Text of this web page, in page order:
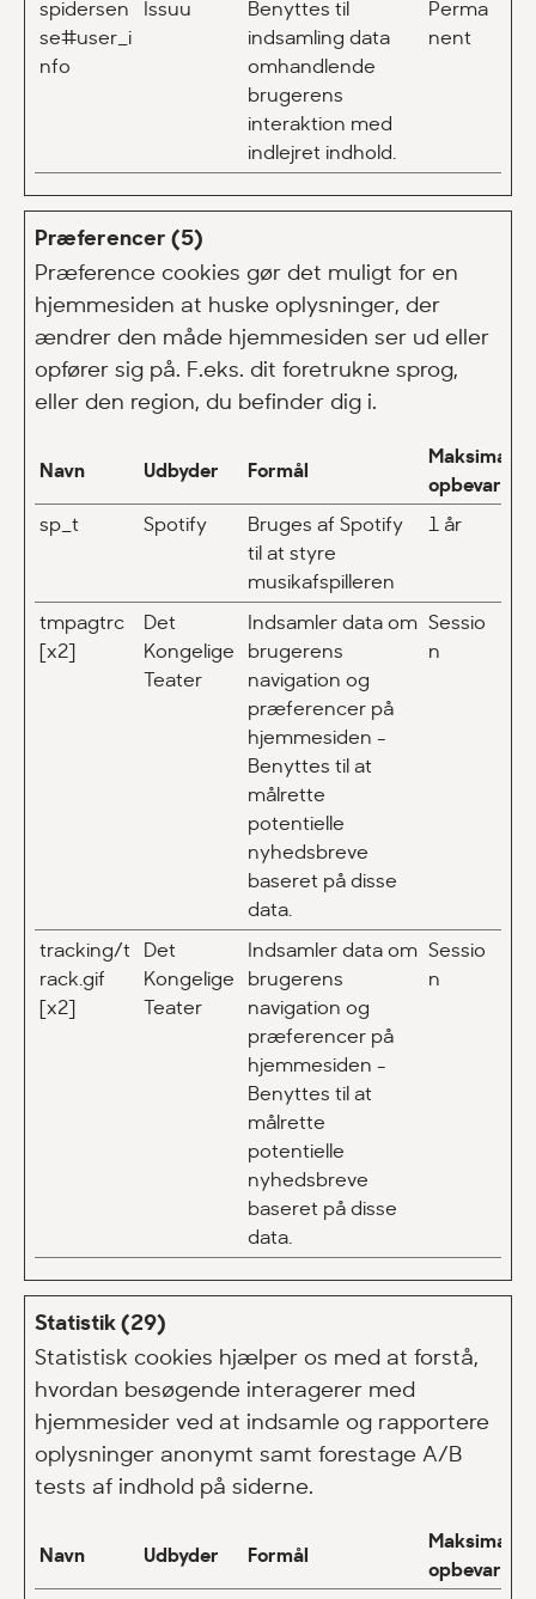
spidersen
se#user_i
nfo
Issuu
Benyttes til
indsamling data
omhandlende
brugerens
interaktion med
indlejret indhold.
Perma
nent
Præferencer (5)
Præference cookies gør det muligt for en
hjemmesiden at huske oplysninger, der
ændrer den måde hjemmesiden ser ud eller
opfører sig på. F.eks. dit foretrukne sprog,
eller den region, du befinder dig i.
Navn Udbyder Formål
Maksimal
sp_t Spotify
Bruges af Spotify
til at styre
musikafspilleren
1 år
tmpagtrc
[x2]
Det
Kongelige
Teater
Indsamler data om
brugerens
navigation og
præferencer på
hjemmesiden -
Benyttes til at
målrette
potentielle
nyhedsbreve
baseret på disse
data.
Sessio
n
tracking/t
rack.gif
[x2]
Det
Kongelige
Teater
Indsamler data om
brugerens
navigation og
præferencer på
hjemmesiden -
Benyttes til at
målrette
potentielle
nyhedsbreve
baseret på disse
data.
Sessio
n
Statistik (29)
Statistisk cookies hjælper os med at forstå,
hvordan besøgende interagerer med
hjemmesider ved at indsamle og rapportere
oplysninger anonymt samt forestage A/B
tests af indhold på siderne.
Navn Udbyder Formål
Maksimal